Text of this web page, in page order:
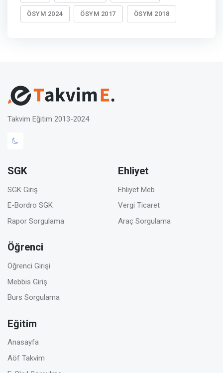
ÖSYM 2024 ÖSYM 2017 ÖSYM 2018
Takvim Eğitim 2013-2024
SGK
SGK Giriş
E-Bordro SGK
Rapor Sorgulama
Ehliyet
Ehliyet Meb
Vergi Ticaret
Araç Sorgulama
Öğrenci
Öğrenci Girişi
Mebbis Giriş
Burs Sorgulama
Eğitim
Anasayfa
Aöf Takvim